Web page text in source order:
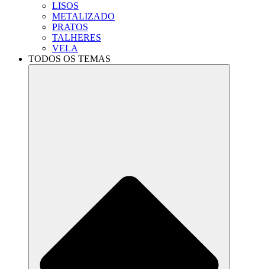
LISOS
METALIZADO
PRATOS
TALHERES
VELA
TODOS OS TEMAS